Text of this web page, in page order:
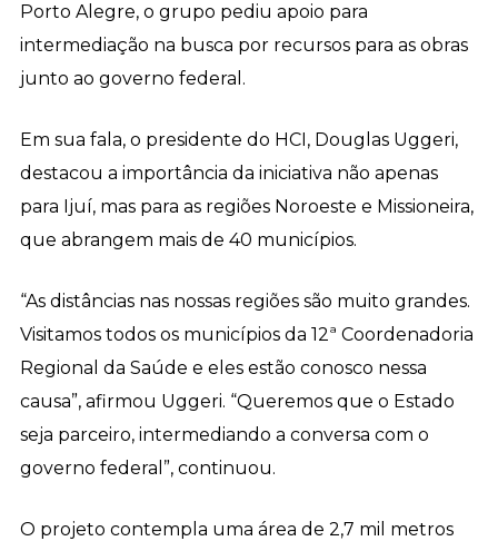
Porto Alegre, o grupo pediu apoio para
intermediação na busca por recursos para as obras
junto ao governo federal.
Em sua fala, o presidente do HCI, Douglas Uggeri,
destacou a importância da iniciativa não apenas
para Ijuí, mas para as regiões Noroeste e Missioneira,
que abrangem mais de 40 municípios.
“As distâncias nas nossas regiões são muito grandes.
Visitamos todos os municípios da 12ª Coordenadoria
Regional da Saúde e eles estão conosco nessa
causa”, afirmou Uggeri. “Queremos que o Estado
seja parceiro, intermediando a conversa com o
governo federal”, continuou.
O projeto contempla uma área de 2,7 mil metros